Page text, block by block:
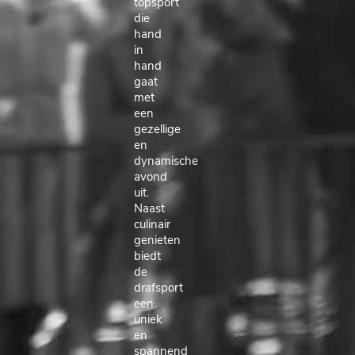
topsport
die
hand
in
hand
gaat
met
een
gezellige
en
dynamische
avond
uit.
Naast
culinair
genieten
biedt
de
drafsport
een
uniek
en
spannend